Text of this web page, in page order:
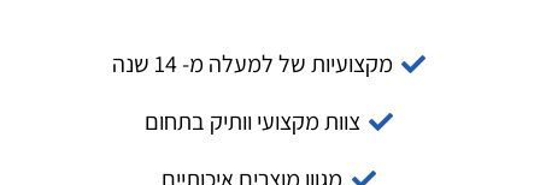
מקצועיות של למעלה מ- 14 שנה
צוות מקצועי וותיק בתחום